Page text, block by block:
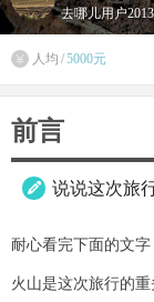
去哪儿用户
 人均 /5000元
前言
 说说这次旅
耐心看完下面的文字
火山是这次旅行的